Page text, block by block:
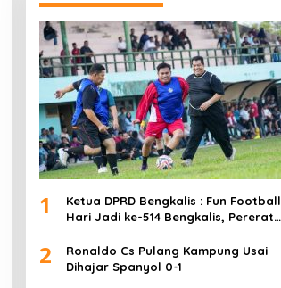
1
Ketua DPRD Bengkalis : Fun Football
Hari Jadi ke-514 Bengkalis, Pererat
2
Ronaldo Cs Pulang Kampung Usai
Dihajar Spanyol 0-1